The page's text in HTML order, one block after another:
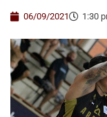
06/09/2021 1:30